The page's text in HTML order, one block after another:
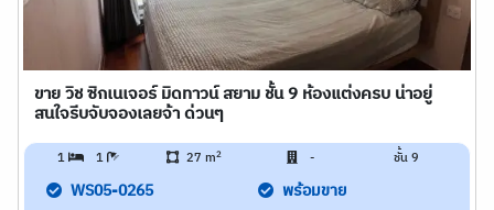
ขาย วิช ซิกเนเจอร์ มิดทาวน์ สยาม ชั้น 9 ห้องแต่งครบ น่าอยู่
สนใจรีบจับจองเลยจ้า ด่วนๆ
1 1 27 m2 - ชั้น 9
WS05-0265 พร้อมขาย